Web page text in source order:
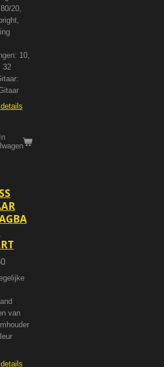
20,
10,
32
In
van